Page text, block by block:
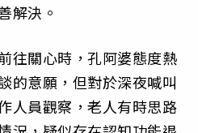
解決。
往關心時，孔阿婆態度熱
的意願，但對於深夜喊叫
人員觀察，老人有時思路